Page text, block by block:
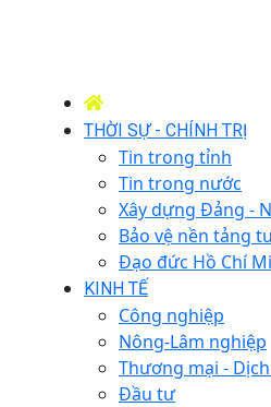
THỜI SỰ - CHÍNH TRỊ
Tin trong tỉnh
Tin trong nước
Xây dựng Đảng -
Bảo vệ nền tảng
Đạo đức Hồ Chí
KINH TẾ
Công nghiệp
Nông-Lâm nghiệp
Thương mại -
Đầu tư